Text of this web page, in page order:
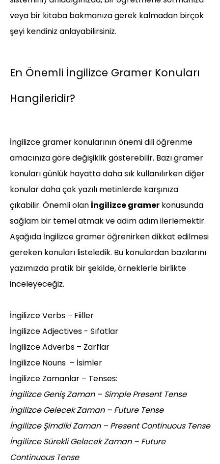
veya bir kitaba bakmanıza gerek kalmadan birçok
şeyi kendiniz anlayabilirsiniz.
En Önemli İngilizce Gramer Konuları
Hangileridir?
İngilizce gramer konularının önemi dili öğrenme
amacınıza göre değişiklik gösterebilir. Bazı gramer
konuları günlük hayatta daha sık kullanılırken diğer
konular daha çok yazılı metinlerde karşınıza
çıkabilir. Önemli olan İngilizce gramer konusunda
sağlam bir temel atmak ve adım adım ilerlemektir.
Aşağıda İngilizce gramer öğrenirken dikkat edilmesi
gereken konuları listeledik. Bu konulardan bazılarını
yazımızda pratik bir şekilde, örneklerle birlikte
inceleyeceğiz.
İngilizce Verbs – Fiiller
İngilizce Adjectives - Sıfatlar
İngilizce Adverbs – Zarflar
İngilizce Nouns – İsimler
İngilizce Zamanlar – Tenses:
İngilizce Geniş Zaman – Simple Present Tense
İngilizce Gelecek Zaman – Future Tense
İngilizce Şimdiki Zaman – Present Continuous Tense
İngilizce Sürekli Gelecek Zaman – Future
Continuous Tense